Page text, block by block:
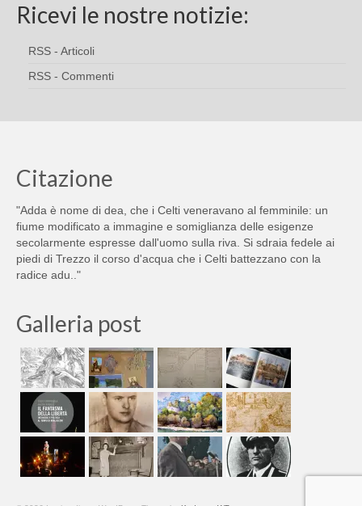
Ricevi le nostre notizie:
RSS - Articoli
RSS - Commenti
Citazione
"Adda è nome di dea, che i Celti veneravano al femminile: un
fiume modificato a immagine e somiglianza delle esigenze
secolarmente espresse dall'uomo sulla riva. Si sdraia fedele ai
piedi di Trezzo il corso d'acqua che i Celti battezzano con la
radice adu.."
Galleria post